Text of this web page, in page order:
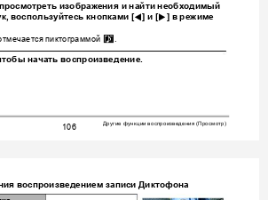
просмотреть изображения и найти необходимый
, воспользуйтесь кнопками 4 ] и 6 в режиме
пиктограммой ˆ
начать воспроизведение.
Другие функции воспроизведения (Просмотр)
106
воспроизведением записи Диктофона